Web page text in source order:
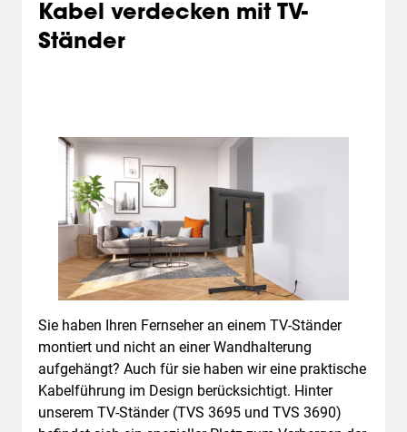
Kabel verdecken mit TV-
Ständer
Sie haben Ihren Fernseher an einem TV-Ständer
montiert und nicht an einer Wandhalterung
aufgehängt? Auch für sie haben wir eine praktische
Kabelführung im Design berücksichtigt. Hinter
unserem TV-Ständer (TVS 3695 und TVS 3690)